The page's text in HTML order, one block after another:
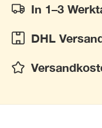
In 1–3
DHL